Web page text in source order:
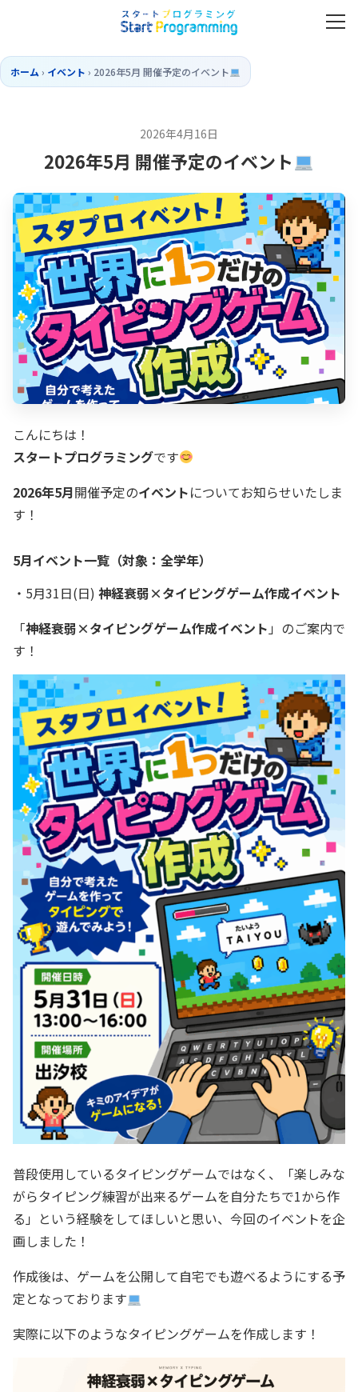
ホーム › イベント › 2026年5月 開催予定のイベント
2026年4月16日
2026年5月 開催予定のイベント
こんにちは！
スタートプログラミングです
2026年5月開催予定のイベントについてお知らせいたしま
す！
5月イベント一覧（対象：全学年）
・5月31日(日) 神経衰弱×タイピングゲーム作成イベント
「神経衰弱×タイピングゲーム作成イベント 」のご案内で
す！
普段使用しているタイピングゲームではなく、「楽しみな
がらタイピング練習が出来るゲームを自分たちで1から作
る」という経験をしてほしいと思い、今回のイベントを企
画しました！
作成後は、ゲームを公開して自宅でも遊べるようにする予
定となっております
実際に以下のようなタイピングゲームを作成します！